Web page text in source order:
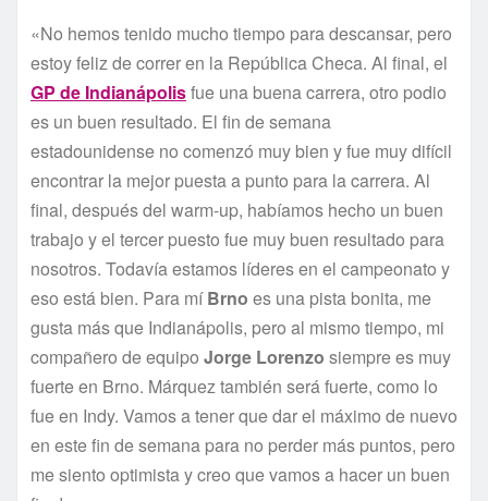
«No hemos tenido mucho tiempo para descansar, pero
estoy feliz de correr en la República Checa. Al final, el
GP de Indianápolisfue una buena carrera, otro podio
es un buen resultado. El fin de semana
estadounidense no comenzó muy bien y fue muy difícil
encontrar la mejor puesta a punto para la carrera. Al
final, después del warm-up, habíamos hecho un buen
trabajo y el tercer puesto fue muy buen resultado para
nosotros. Todavía estamos líderes en el campeonato y
eso está bien. Para míBrno es una pista bonita, me
gusta más que Indianápolis, pero al mismo tiempo, mi
compañero de equipo Jorge Lorenzo siempre es muy
fuerte en Brno. Márquez también será fuerte, como lo
fue en Indy. Vamos a tener que dar el máximo de nuevo
en este fin de semana para no perder más puntos, pero
me siento optimista y creo que vamos a hacer un buen